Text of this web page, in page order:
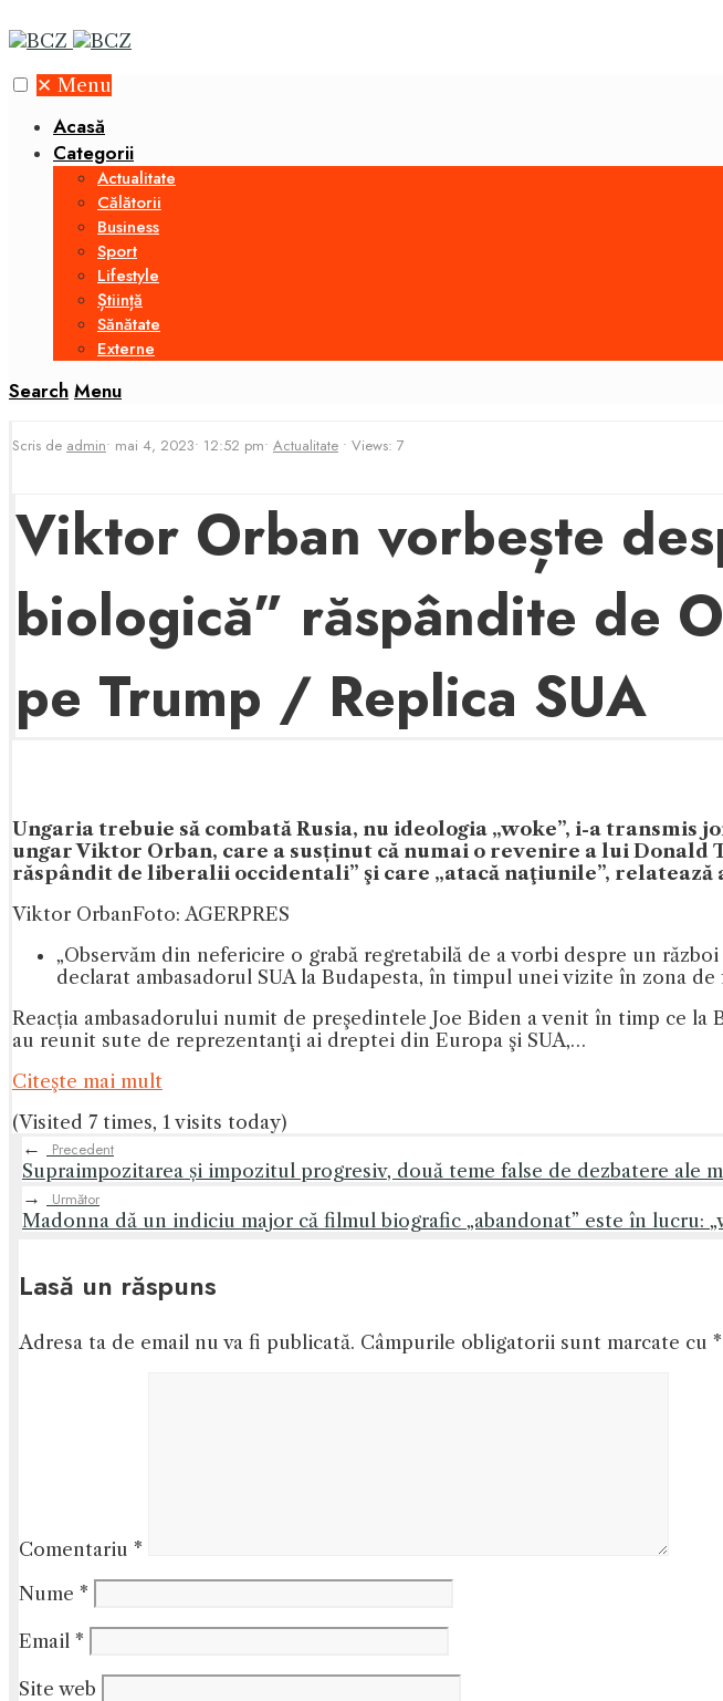
✕ Menu
Acasă
Categorii
Actualitate
Călătorii
Business
Sport
Lifestyle
Știință
Sănătate
Externe
Search Menu
Scris de admin• mai 4, 2023• 12:52 pm• Actualitate • Views: 7
Viktor Orban vorbește
biologică” răspândite de
pe Trump / Replica SUA
Ungaria trebuie să combată Rusia, nu ideologia „woke”, i-a
ungar Viktor Orban, care a susținut că numai o revenire a lui
răspândit de liberalii occidentali” şi care „atacă naţiunile”, relatează
Viktor OrbanFoto: AGERPRES
„Observăm din nefericire o grabă regretabilă de a vorbi despre un
declarat ambasadorul SUA la Budapesta, în timpul unei vizite în zona
Reacția ambasadorului numit de preşedintele Joe Biden a venit în timp ce
au reunit sute de reprezentanţi ai dreptei din Europa şi SUA,…
Citeşte mai mult
(Visited 7 times, 1 visits today)
←
Precedent
Supraimpozitarea și impozitul progresiv, două teme false de dezbatere
→
Următor
Madonna dă un indiciu major că filmul biografic „abandonat” este în lucru:
Lasă un răspuns
Adresa ta de email nu va fi publicată. Câmpurile obligatorii sunt marcate cu *
Comentariu *
Nume *
Email *
Site web